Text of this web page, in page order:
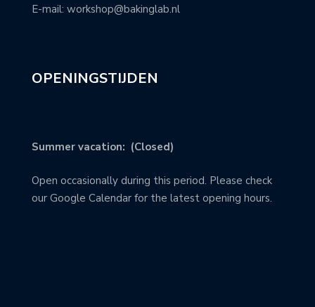
E-mail: workshop@bakinglab.nl
OPENINGSTIJDEN
Summer vacation: (Closed)
Open occasionally during this period. Please check
our Google Calendar for the latest opening hours.